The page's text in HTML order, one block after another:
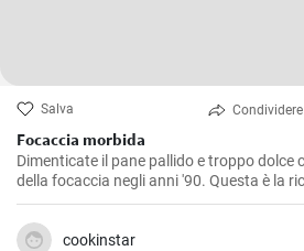
Salva Condividere
Focaccia morbida
Dimenticate il pane pallido e troppo dolce
della focaccia negli anni '90. Questa è la
focaccia italiana: incredibilmente morbida
croccante all'esterno!
cookinstar